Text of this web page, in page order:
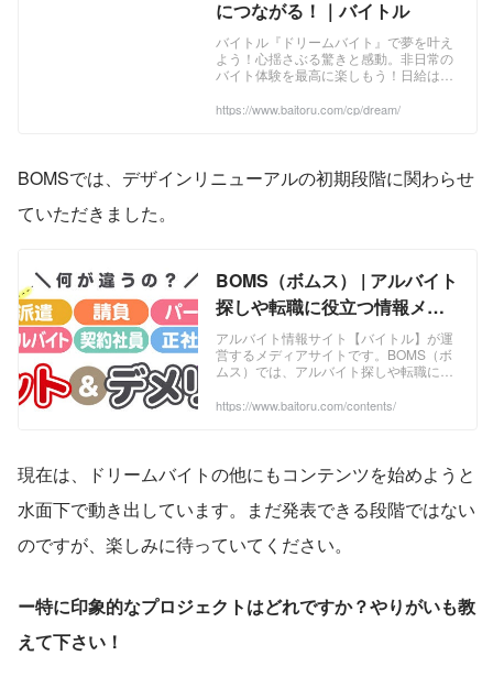
につながる！｜バイトル
バイトル『ドリームバイト』で夢を叶え
よう！心揺さぶる驚きと感動。非日常の
バイト体験を最高に楽しもう！日給は3.3
https://www.baitoru.com/cp/dream/
BOMSでは、デザインリニューアルの初期段階に関わらせ
ていただきました。
BOMS（ボムス） | アルバイト
探しや転職に役立つ情報メデ
ィア
アルバイト情報サイト【バイトル】が運
営するメディアサイトです。BOMS（ボ
ムス）では、アルバイト探しや転職に関
ハウをお届けします。
https://www.baitoru.com/contents/
現在は、ドリームバイトの他にもコンテンツを始めようと
水面下で動き出しています。まだ発表できる段階ではない
のですが、楽しみに待っていてください。
ー特に印象的なプロジェクトはどれですか？やりがいも教
えて下さい！